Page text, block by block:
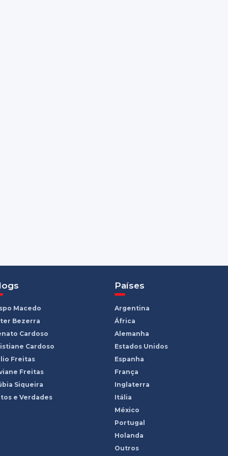
Macedo
Bezerra
Cardoso
Cardoso
Freitas
Freitas
Siqueira
e Verdades
Países
Argentina
África
Alemanha
Estados Unidos
Espanha
França
Inglaterra
Itália
México
Portugal
Holanda
Outros